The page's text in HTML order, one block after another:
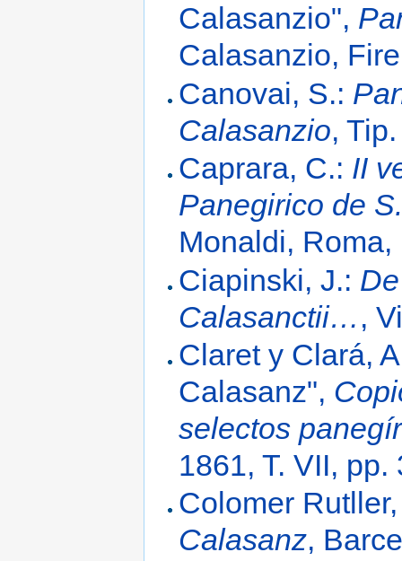
Calasanzio",
Calasanzio,
Canovai, S.:
Calasanzio,
Caprara, C.: II
Panegirico de
Monaldi, Roma,
Ciapinski, J.:
Calasanctii… ,
Claret y Clará,
Calasanz",
selectos
1861, T. VII, pp.
Colomer
Calasanz,